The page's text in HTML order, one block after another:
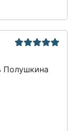
Полушкина